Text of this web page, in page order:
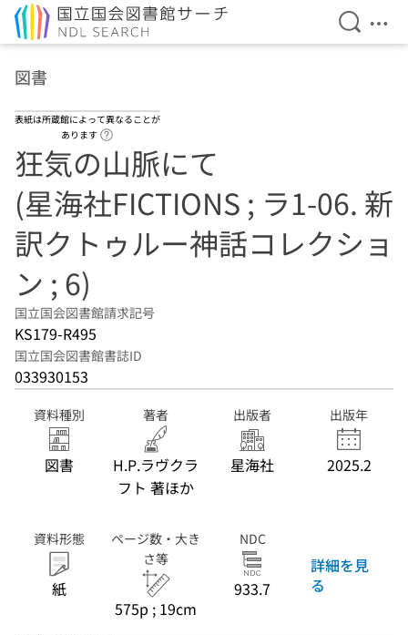
検索を
メ
図書
表紙は所蔵館によって異なることが
あります
狂気の山脈にて
(星海社FICTIONS ; ラ1-06. 新
訳クトゥルー神話コレクショ
ン ; 6)
国立国会図書館請求記号
KS179-R495
国立国会図書館書誌ID
033930153
資料種別
図書
著者
H.P.ラヴクラ
フト 著ほか
出版者
星海社
出版年
2025.2
資料形態
紙
ページ数・大き
さ等
575p ; 19cm
NDC
933.7
詳細を見
る